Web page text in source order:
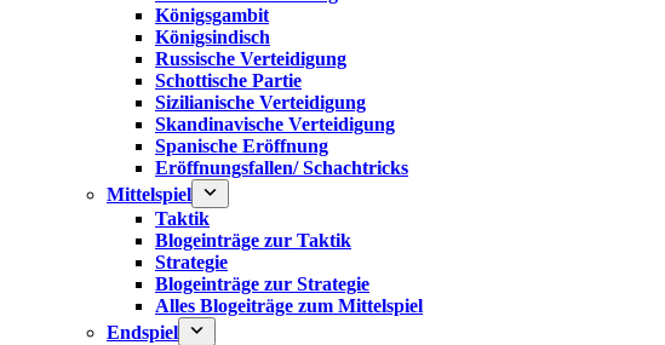
Königsgambit
Königsindisch
Russische Verteidigung
Schottische Partie
Sizilianische Verteidigung
Skandinavische Verteidigung
Spanische Eröffnung
Eröffnungsfallen/ Schachtricks
Mittelspiel
Taktik
Blogeinträge zur Taktik
Strategie
Blogeinträge zur Strategie
Alles Blogeiträge zum Mittelspiel
Endspiel